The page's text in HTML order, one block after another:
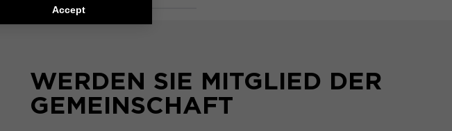
WERDEN SIE MITGLIED DER
GEMEINSCHAFT